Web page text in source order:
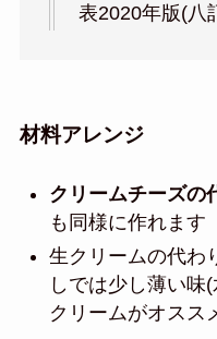
表2020年版(八
材料アレンジ
クリームチーズの
も同様に作れます
生クリームの代わ
しでは少し薄い味
クリームがオスス